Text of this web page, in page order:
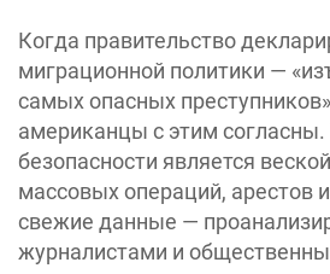
Когда правительство
миграционной политики —
самых опасных
американцы с этим согласны.
безопасности является
массовых операций, арестов
свежие данные —
журналистами и